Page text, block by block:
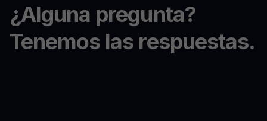
¿Alguna pregunta?
Tenemos las respuestas.